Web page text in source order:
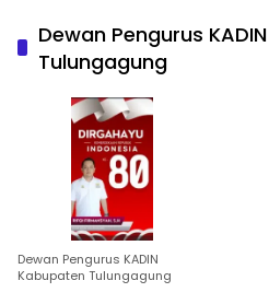
Dewan Pengurus
Tulungagung
Dewan Pengurus KADIN
Kabupaten Tulungagung